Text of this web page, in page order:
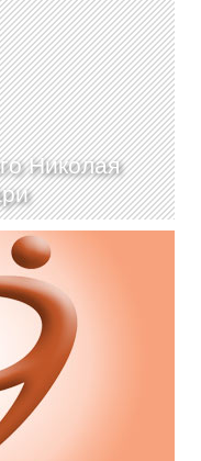
Николая